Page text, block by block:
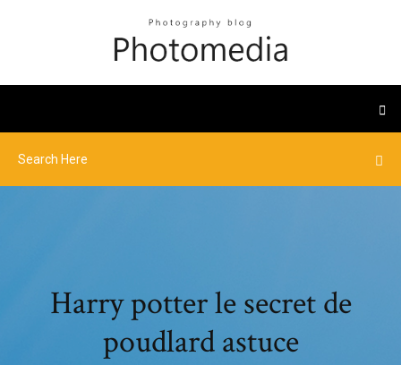
Harry potter le secret de
poudlard astuce